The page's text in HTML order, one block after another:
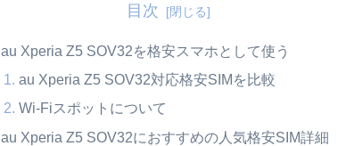
目次
au Xperia Z5 SOV32を格安スマホとして使う
au Xperia Z5 SOV32対応格安SIMを比較
Wi-Fiスポットについて
au Xperia Z5 SOV32におすすめの人気格安SIM詳細